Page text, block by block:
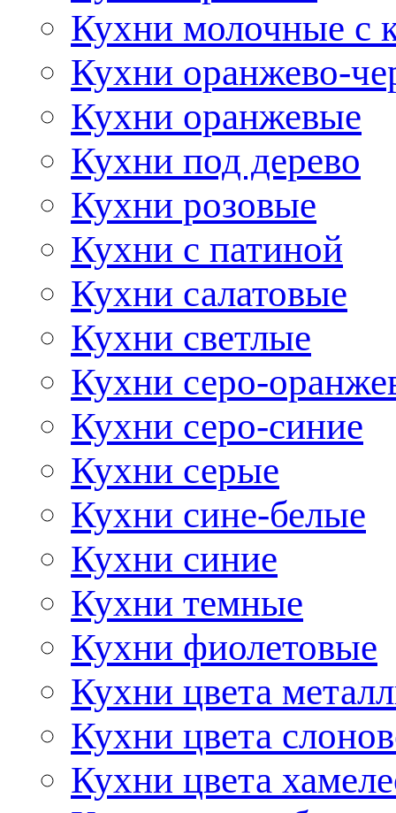
Кухни молочные с
Кухни оранжево-
Кухни оранжевые
Кухни под дерево
Кухни розовые
Кухни с патиной
Кухни салатовые
Кухни светлые
Кухни серо-
Кухни серо-синие
Кухни серые
Кухни сине-белые
Кухни синие
Кухни темные
Кухни фиолетовые
Кухни цвета
Кухни цвета
Кухни цвета